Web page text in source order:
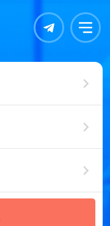
Контакты Меню